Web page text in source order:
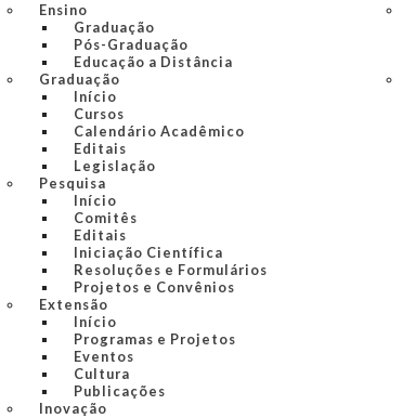
Ensino
Graduação
Pós-Graduação
Educação a Distância
Graduação
Início
Cursos
Calendário Acadêmico
Editais
Legislação
Pesquisa
Início
Comitês
Editais
Iniciação Científica
Resoluções e Formulários
Projetos e Convênios
Extensão
Início
Programas e Projetos
Eventos
Cultura
Publicações
Inovação